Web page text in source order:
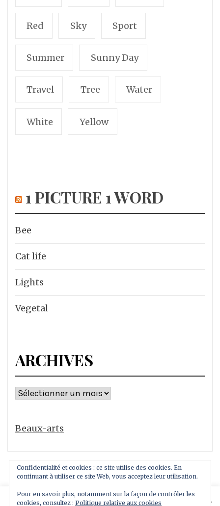
Red Sky Sport
Summer Sunny Day
Travel Tree Water
White Yellow
1 PICTURE 1 WORD
Bee
Cat life
Lights
Vegetal
ARCHIVES
Archives
Beaux-arts
This website uses cookies to improve your experience.
Confidentialité et cookies : ce site utilise des cookies. En
continuant à utiliser ce site Web, vous acceptez leur utilisation.
Pour en savoir plus, notamment sur la façon de contrôler les
cookies, consultez : Politique relative aux cookies